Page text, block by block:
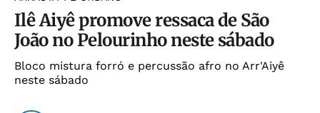
Ilê Aiyê promove ressaca de São
João no Pelourinho neste sábado
Bloco mistura forró e percussão afro no Arr'Aiyê
neste sábado